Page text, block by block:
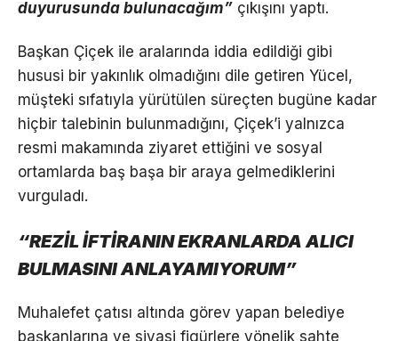
duyurusunda bulunacağım” çıkışını yaptı.
Başkan Çiçek ile aralarında iddia edildiği gibi
hususi bir yakınlık olmadığını dile getiren Yücel,
müşteki sıfatıyla yürütülen süreçten bugüne kadar
hiçbir talebinin bulunmadığını, Çiçek’i yalnızca
resmi makamında ziyaret ettiğini ve sosyal
ortamlarda baş başa bir araya gelmediklerini
vurguladı.
“REZİL İFTİRANIN EKRANLARDA ALICI
BULMASINI ANLAYAMIYORUM”
Muhalefet çatısı altında görev yapan belediye
başkanlarına ve siyasi figürlere yönelik sahte